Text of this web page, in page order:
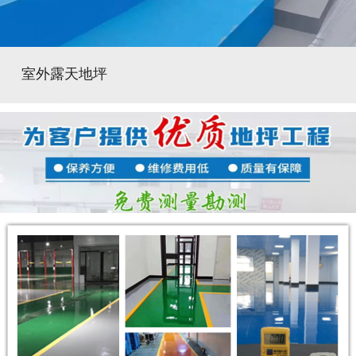
室外露天地坪